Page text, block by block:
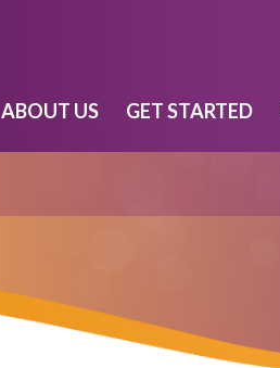
ABOUT US GET STARTED